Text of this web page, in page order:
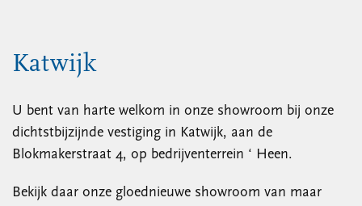
Katwijk
U bent van harte welkom in onze showroom bij onze
dichtstbijzijnde vestiging in Katwijk, aan de
Blokmakerstraat 4, op bedrijventerrein ‘ Heen.
Bekijk daar onze gloednieuwe showroom van maar